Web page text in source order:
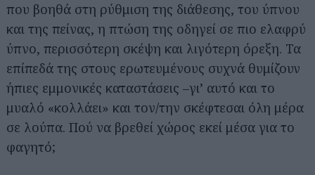
που βοηθά στη ρύθμιση της διάθεσης, του ύπνου
και της πείνας, η πτώση της οδηγεί σε πιο ελαφρύ
ύπνο, περισσότερη σκέψη και λιγότερη όρεξη. Τα
επίπεδά της στους ερωτευμένους συχνά θυμίζουν
ήπιες εμμονικές καταστάσεις –γι’ αυτό και το
μυαλό «κολλάει» και τον/την σκέφτεσαι όλη μέρα
σε λούπα. Πού να βρεθεί χώρος εκεί μέσα για το
φαγητό;